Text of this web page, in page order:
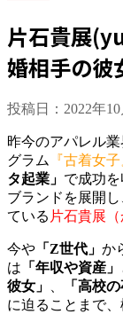
片石貴展
婚相手の彼
投稿日： 2022年10
昨今のアパレル
グラム
『古着女子
タ起業」 で成功
ブランドを展開
ている 片石貴展
今や 「Z世代」 か
は 「年収や資産」
彼女」
「高校
に迫ることまで